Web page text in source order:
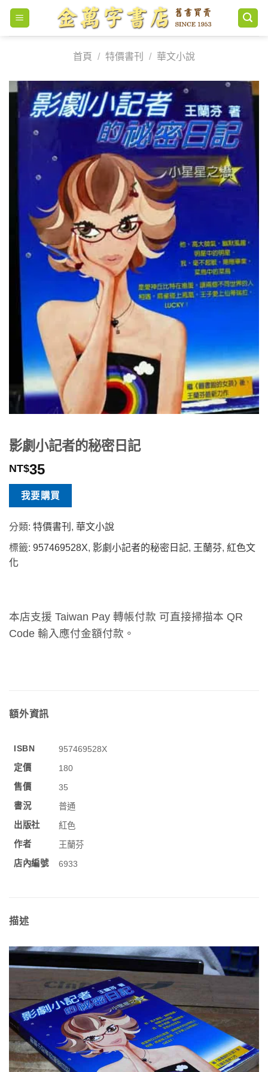
Skip
content
首頁
/ 特價書刊 / 華文小說
影劇小記者的秘密日記
NT$35
我要購買
分類: 特價書刊 , 華文小說
標籤: 957469528X, 影劇小記者的秘密日記, 王蘭芬, 紅色文
化
本店支援 Taiwan Pay 轉帳付款 可直接掃描本 QR
Code 輸入應付金額付款。
額外資訊
ISBN
957469528X
定價
180
售價
35
書況
普通
出版社
紅色
作者
王蘭芬
店內編號
6933
描述